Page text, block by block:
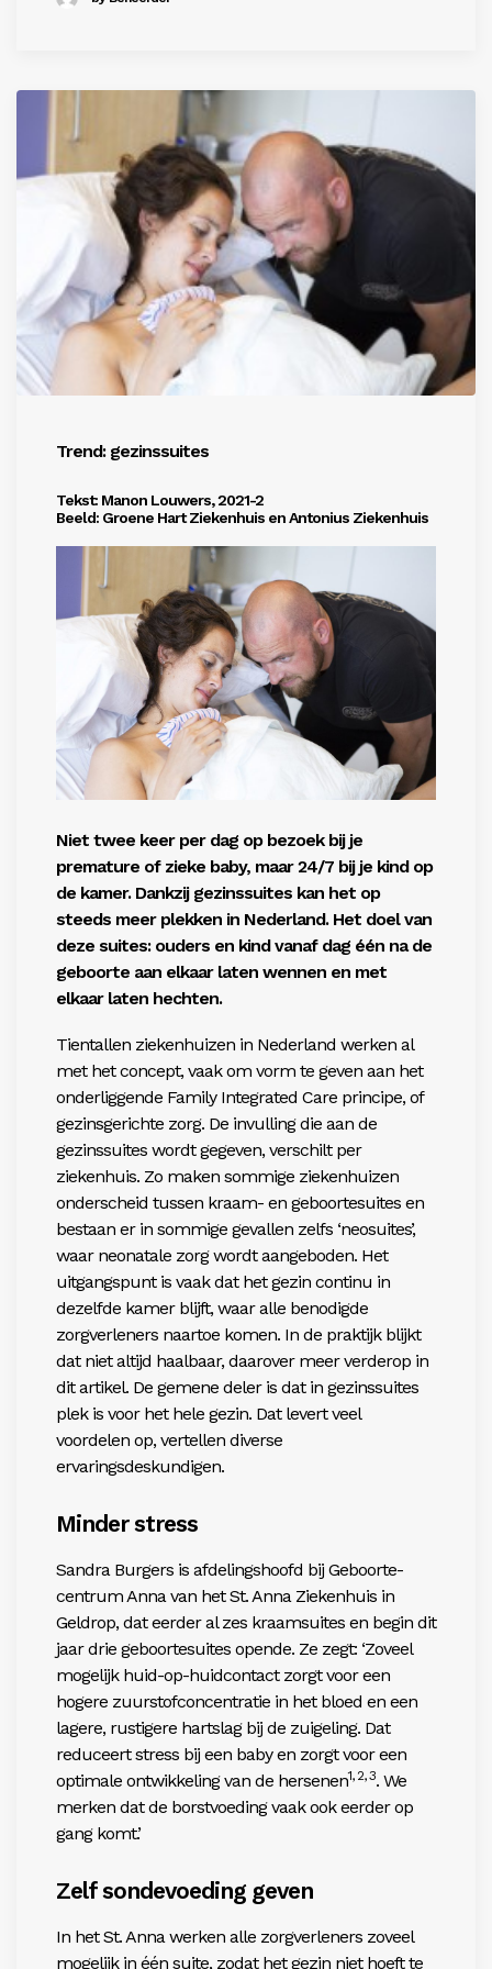
Trend: gezinssuites
Tekst: Manon Louwers, 2021-2
Beeld: Groene Hart Ziekenhuis en Antonius Ziekenhuis
Niet twee keer per dag op bezoek bij je
premature of zieke baby, maar 24/7 bij je kind op
de kamer. Dankzij gezinssuites kan het op
steeds meer plekken in Nederland. Het doel van
deze suites: ouders en kind vanaf dag één na de
geboorte aan elkaar laten wennen en met
elkaar laten hechten.
Tientallen ziekenhuizen in Nederland werken al
met het concept, vaak om vorm te geven aan het
onderliggende Family Integrated Care principe, of
gezinsgerichte zorg. De invulling die aan de
gezinssuites wordt gegeven, verschilt per
ziekenhuis. Zo maken sommige ziekenhuizen
onderscheid tussen kraam- en geboortesuites en
bestaan er in sommige gevallen zelfs ‘neosuites’,
waar neonatale zorg wordt aangeboden. Het
uitgangspunt is vaak dat het gezin continu in
dezelfde kamer blijft, waar alle benodigde
zorgverleners naartoe komen. In de praktijk blijkt
dat niet altijd haalbaar, daarover meer verderop in
dit artikel. De gemene deler is dat in gezinssuites
plek is voor het hele gezin. Dat levert veel
voordelen op, vertellen diverse
ervaringsdeskundigen.
Minder stress
Sandra Burgers is afdelingshoofd bij Geboorte-
centrum Anna van het St. Anna Ziekenhuis in
Geldrop, dat eerder al zes kraamsuites en begin dit
jaar drie geboortesuites opende. Ze zegt: ‘Zoveel
mogelijk huid-op-huidcontact zorgt voor een
hogere zuurstofconcentratie in het bloed en een
lagere, rustigere hartslag bij de zuigeling. Dat
reduceert stress bij een baby en zorgt voor een
optimale ontwikkeling van de hersenen1, 2, 3. We
merken dat de borstvoeding vaak ook eerder op
gang komt.’
Zelf sondevoeding geven
In het St. Anna werken alle zorgverleners zoveel
mogelijk in één suite, zodat het gezin niet hoeft te